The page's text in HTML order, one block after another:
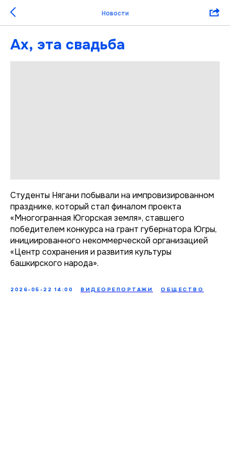
Новости
Ах, эта свадьба
Студенты Нягани побывали на импровизированном
празднике, который стал финалом проекта
«Многогранная Югорская земля», ставшего
победителем конкурса на грант губернатора Югры,
инициированного некоммерческой организацией
«Центр сохранения и развития культуры
башкирского народа».
2026-05-22 14:00 ВИДЕОРЕПОРТАЖИ ОБЩЕСТВО